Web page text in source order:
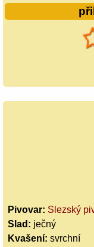
Pivovar: Slezský
Slad: ječný
Kvašení: svrchní